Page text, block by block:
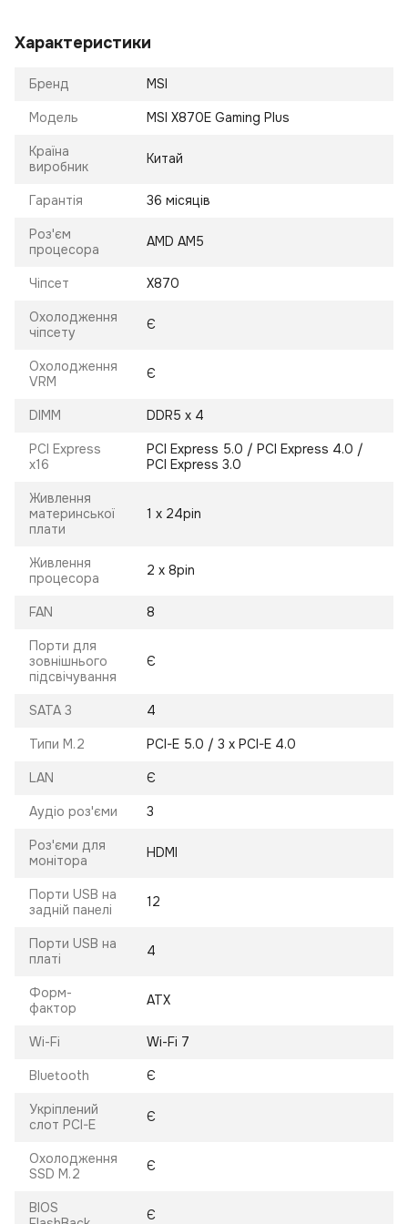
Характеристики
Бренд MSI
Модель MSI X870E Gaming Plus
Країна
виробник
Китай
Гарантія 36 місяців
Роз'єм
процесора
AMD AM5
Чіпсет X870
Охолодження
чіпсету
Є
Охолодження
VRM
Є
DIMM DDR5 x 4
PCI Express
x16
PCI Express 5.0 / PCI Express 4.0 /
PCI Express 3.0
Живлення
материнської
плати
1 х 24pin
Живлення
процесора
2 х 8pin
FAN 8
Порти для
зовнішнього
підсвічування
Є
SATA 3 4
Типи M.2 PCI-E 5.0 / 3 х PCI-E 4.0
LAN Є
Аудіо роз'єми 3
Роз'єми для
монітора
HDMI
Порти USB на
задній панелі
12
Порти USB на
платі
4
Форм-
фактор
ATX
Wi-Fi Wi-Fi 7
Bluetooth Є
Укріплений
слот PCI-E
Є
Охолодження
SSD M.2
Є
BIOS
Є